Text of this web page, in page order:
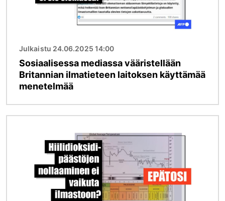
Julkaistu 24.06.2025 14:00
Sosiaalisessa mediassa vääristellään
Britannian ilmatieteen laitoksen käyttämää
menetelmää